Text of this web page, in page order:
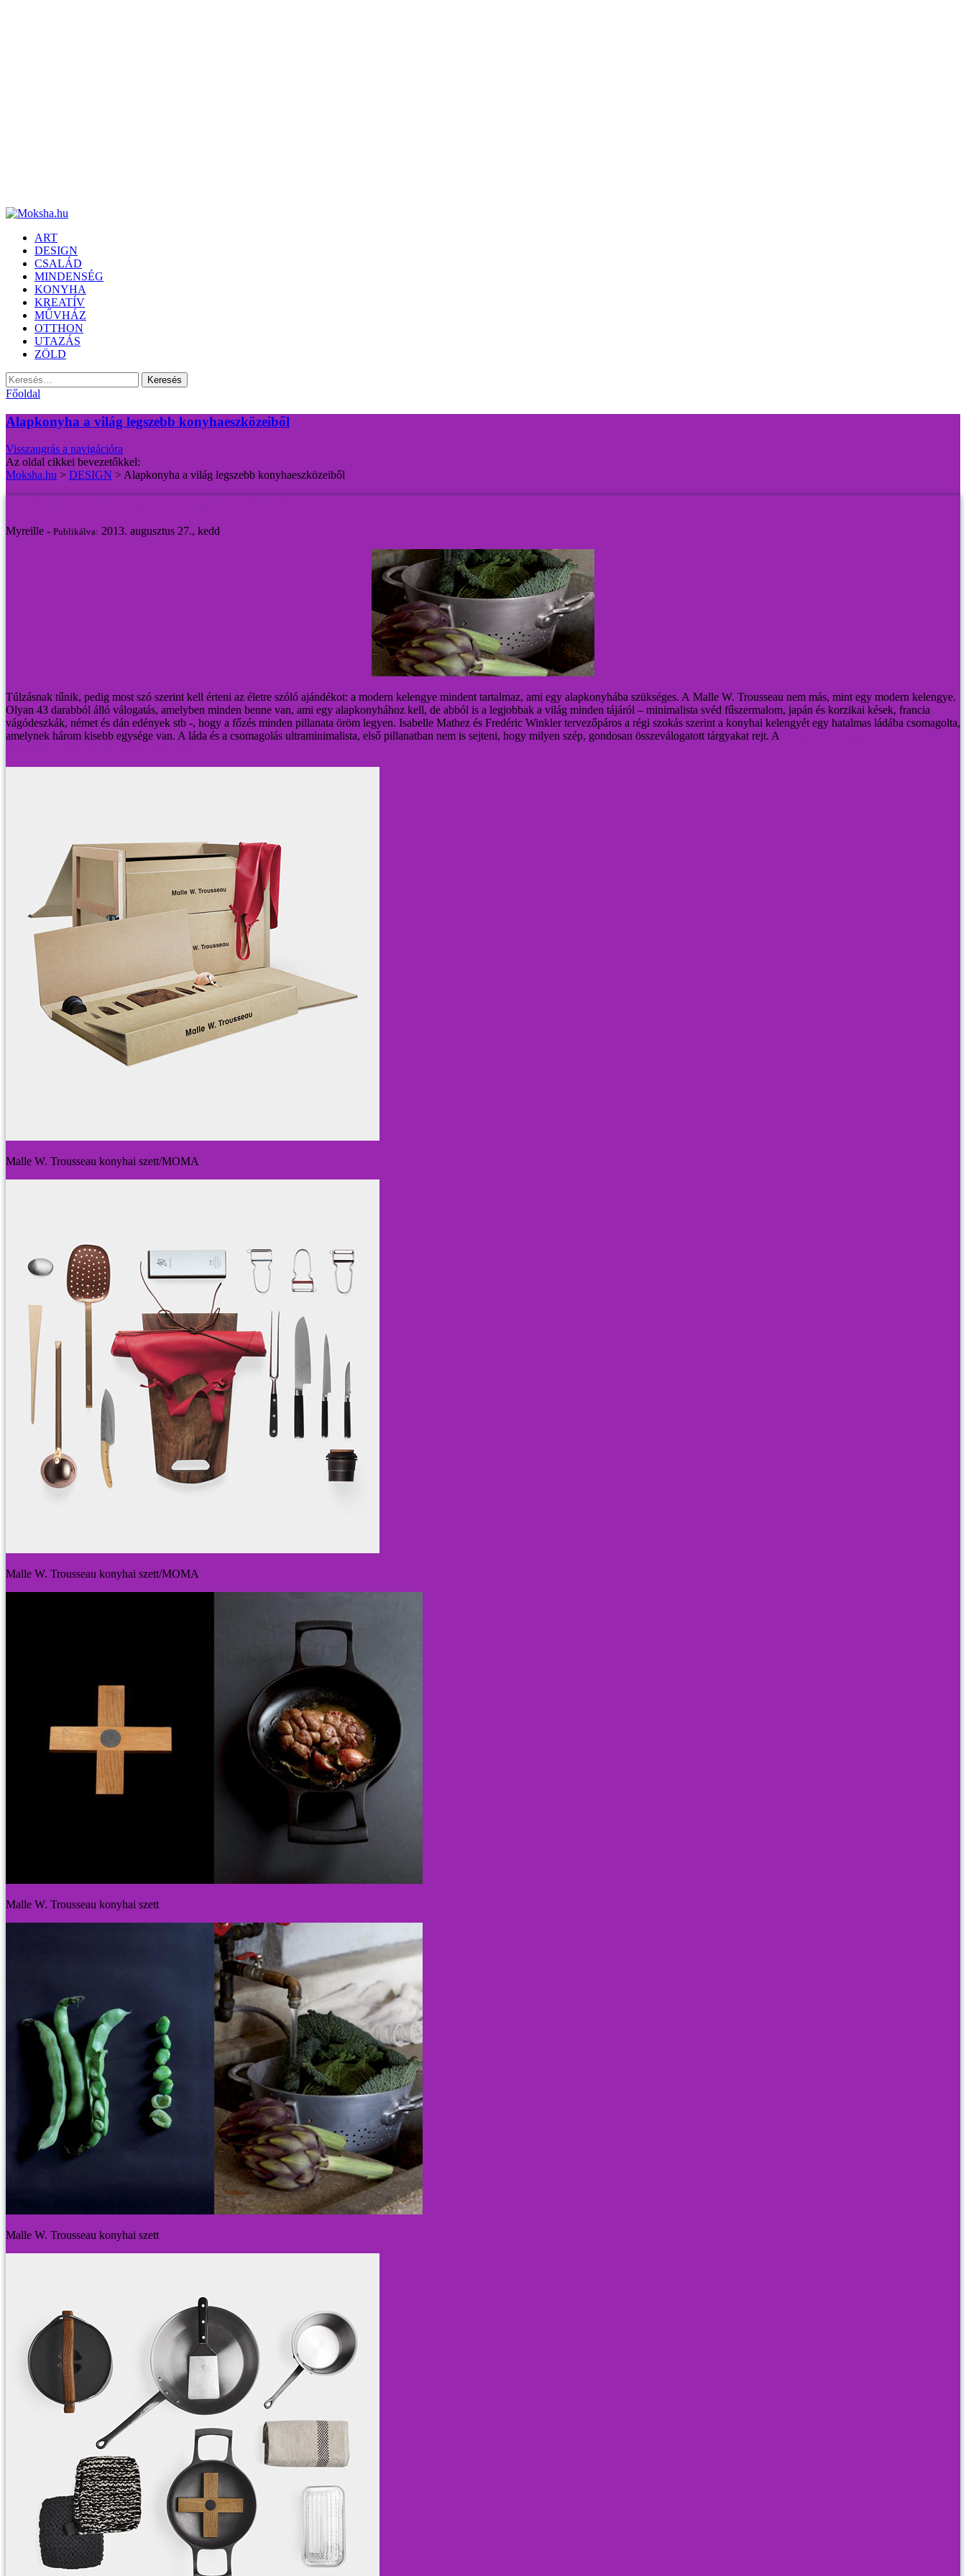
ART
DESIGN
CSALÁD
MINDENSÉG
KONYHA
KREATÍV
MŰVHÁZ
OTTHON
UTAZÁS
ZÖLD
Keresés:
Főoldal
Alapkonyha a világ legszebb konyhaeszközeiből
Visszaugrás a navigációra
Az oldal cikkei bevezetőkkel:
Moksha.hu > DESIGN >Alapkonyha a világ legszebb konyhaeszközeiből
Myreille - Publikálva: 2013. augusztus 27., kedd
Túlzásnak tűnik, pedig most szó szerint kell érteni az életre szóló ajándékot: a modern kelengye mindent tartalmaz, ami egy alapkonyhába szükséges. A Malle W. Trousseau nem más, mint egy modern kelengye.
Olyan 43 darabból álló válogatás, amelyben minden benne van, ami egy alapkonyhához kell, de abból is a legjobbak a világ minden tájáról – minimalista svéd fűszermalom, japán és korzikai kések, francia
vágódeszkák, német és dán edények stb -, hogy a főzés minden pillanata öröm legyen. Isabelle Mathez és Fredéric Winkler tervezőpáros a régi szokás szerint a konyhai kelengyét egy hatalmas ládába csomagolta,
amelynek három kisebb egysége van. A láda és a csomagolás ultraminimalista, első pillanatban nem is sejteni, hogy milyen szép, gondosan összeválogatott tárgyakat rejt. A
Malle W. Trousseau konyhai szett/MOMA
Malle W. Trousseau konyhai szett/MOMA
Malle W. Trousseau konyhai szett
Malle W. Trousseau konyhai szett